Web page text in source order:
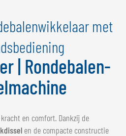
met
| Rondebalen-
en comfort. Dankzij de
en de compacte constructie